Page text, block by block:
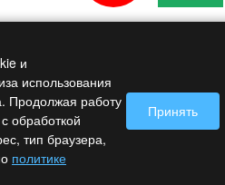
инвентаризации.
данных
и
использования
Продолжая работу
обработкой
тип браузера,
политике
Принять